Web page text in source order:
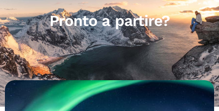
Pronto a partire?